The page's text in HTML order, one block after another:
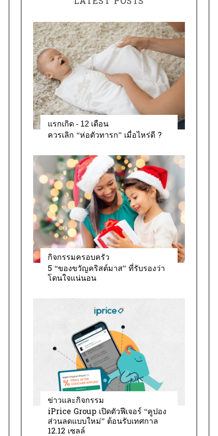
o
r
i
e
s
แรกเกิด - 12 เดือน
ควรเลิก “ห่อตัวทารก” เมื่อไหร่ดี ?
กิจกรรมครอบครัว
5 “ของขวัญคริสต์มาส” ที่รับรองว่า
โดนใจแน่นอน
ข่าวและกิจกรรม
iPrice Group เปิดตัวฟีเจอร์ “คูปอง
ส่วนลดแบบใหม่” ต้อนรับเทศกาล
12.12 เซลล์